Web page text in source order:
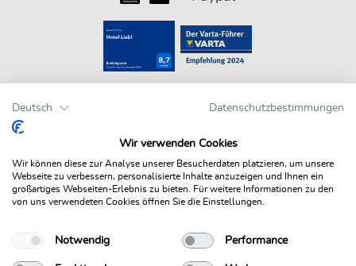
© NEW MEDIA
Deutsch Datenschutzbestimmungen
Wir verwenden Cookies
Wir können diese zur Analyse unserer Besucherdaten platzieren, um unsere
Webseite zu verbessern, personalisierte Inhalte anzuzeigen und Ihnen ein
großartiges Webseiten-Erlebnis zu bieten. Für weitere Informationen zu den
von uns verwendeten Cookies öffnen Sie die Einstellungen.
Notwendig Performance